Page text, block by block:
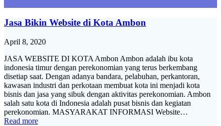
Jasa Bikin Website di Kota Ambon
April 8, 2020
JASA WEBSITE DI KOTA Ambon Ambon adalah ibu kota
indonesia timur dengan perekonomian yang terus berkembang
disetiap saat. Dengan adanya bandara, pelabuhan, perkantoran,
kawasan industri dan perkotaan membuat kota ini menjadi kota
bisnis dan jasa yang sibuk dengan aktivitas perekonomian. Ambon
salah satu kota di Indonesia adalah pusat bisnis dan kegiatan
perekonomian. MASYARAKAT INFORMASI Website…
Read more